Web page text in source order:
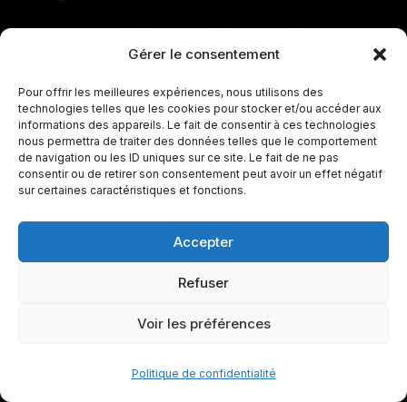
Gérer le consentement
Pour offrir les meilleures expériences, nous utilisons des
technologies telles que les cookies pour stocker et/ou accéder aux
informations des appareils. Le fait de consentir à ces technologies
nous permettra de traiter des données telles que le comportement
de navigation ou les ID uniques sur ce site. Le fait de ne pas
consentir ou de retirer son consentement peut avoir un effet négatif
sur certaines caractéristiques et fonctions.
Accepter
Refuser
Voir les préférences
Politique de confidentialité
Cette page centralise les
informations essentielles du match
Cape Verde Islands – Saudi Arabia
rencontre rapidement : heure,
événements importants.
FAQ sur Cape Verde Islands – Saudi Arabia